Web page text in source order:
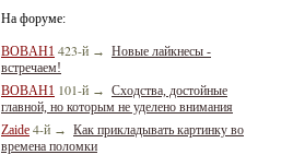
На форуме:
BOBAH1 423-й → Новые лайкнесы -
встречаем!
BOBAH1 101-й → Сходства, достойные
главной, но которым не уделено внимания
Zaide 4-й → Как прикладывать картинку во
времена поломки